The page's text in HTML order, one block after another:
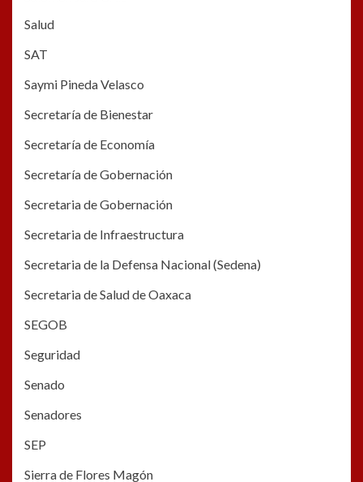
Salud
SAT
Saymi Pineda Velasco
Secretaría de Bienestar
Secretaría de Economía
Secretaría de Gobernación
Secretaria de Gobernación
Secretaria de Infraestructura
Secretaria de la Defensa Nacional (Sedena)
Secretaria de Salud de Oaxaca
SEGOB
Seguridad
Senado
Senadores
SEP
Sierra de Flores Magón